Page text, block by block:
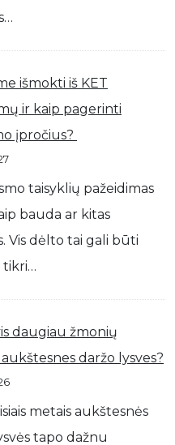
išmokti iš KET
ir kaip pagerinti
įpročius?
taisyklių pažeidimas
bauda ar kitas
Vis dėlto tai gali būti
tikri…
daugiau žmonių
daržo lysves?
metais aukštesnės
tapo dažnu